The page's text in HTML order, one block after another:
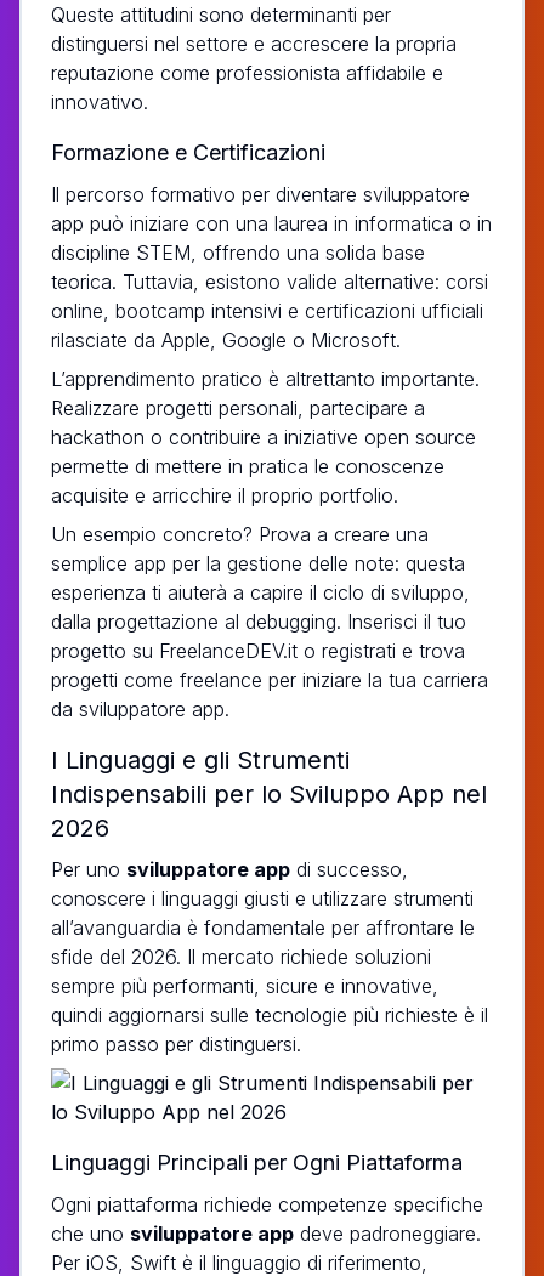
Queste attitudini sono determinanti per
distinguersi nel settore e accrescere la propria
reputazione come professionista affidabile e
innovativo.
Formazione e Certificazioni
Il percorso formativo per diventare sviluppatore
app può iniziare con una laurea in informatica o in
discipline STEM, offrendo una solida base
teorica. Tuttavia, esistono valide alternative: corsi
online, bootcamp intensivi e certificazioni ufficiali
rilasciate da Apple, Google o Microsoft.
L’apprendimento pratico è altrettanto importante.
Realizzare progetti personali, partecipare a
hackathon o contribuire a iniziative open source
permette di mettere in pratica le conoscenze
acquisite e arricchire il proprio portfolio.
Un esempio concreto? Prova a creare una
semplice app per la gestione delle note: questa
esperienza ti aiuterà a capire il ciclo di sviluppo,
dalla progettazione al debugging. Inserisci il tuo
progetto su FreelanceDEV.it o registrati e trova
progetti come freelance per iniziare la tua carriera
da sviluppatore app.
I Linguaggi e gli Strumenti
Indispensabili per lo Sviluppo App nel
2026
Per uno sviluppatore app di successo,
conoscere i linguaggi giusti e utilizzare strumenti
all’avanguardia è fondamentale per affrontare le
sfide del 2026. Il mercato richiede soluzioni
sempre più performanti, sicure e innovative,
quindi aggiornarsi sulle tecnologie più richieste è il
primo passo per distinguersi.
Linguaggi Principali per Ogni Piattaforma
Ogni piattaforma richiede competenze specifiche
che uno sviluppatore app deve padroneggiare.
Per iOS, Swift è il linguaggio di riferimento,